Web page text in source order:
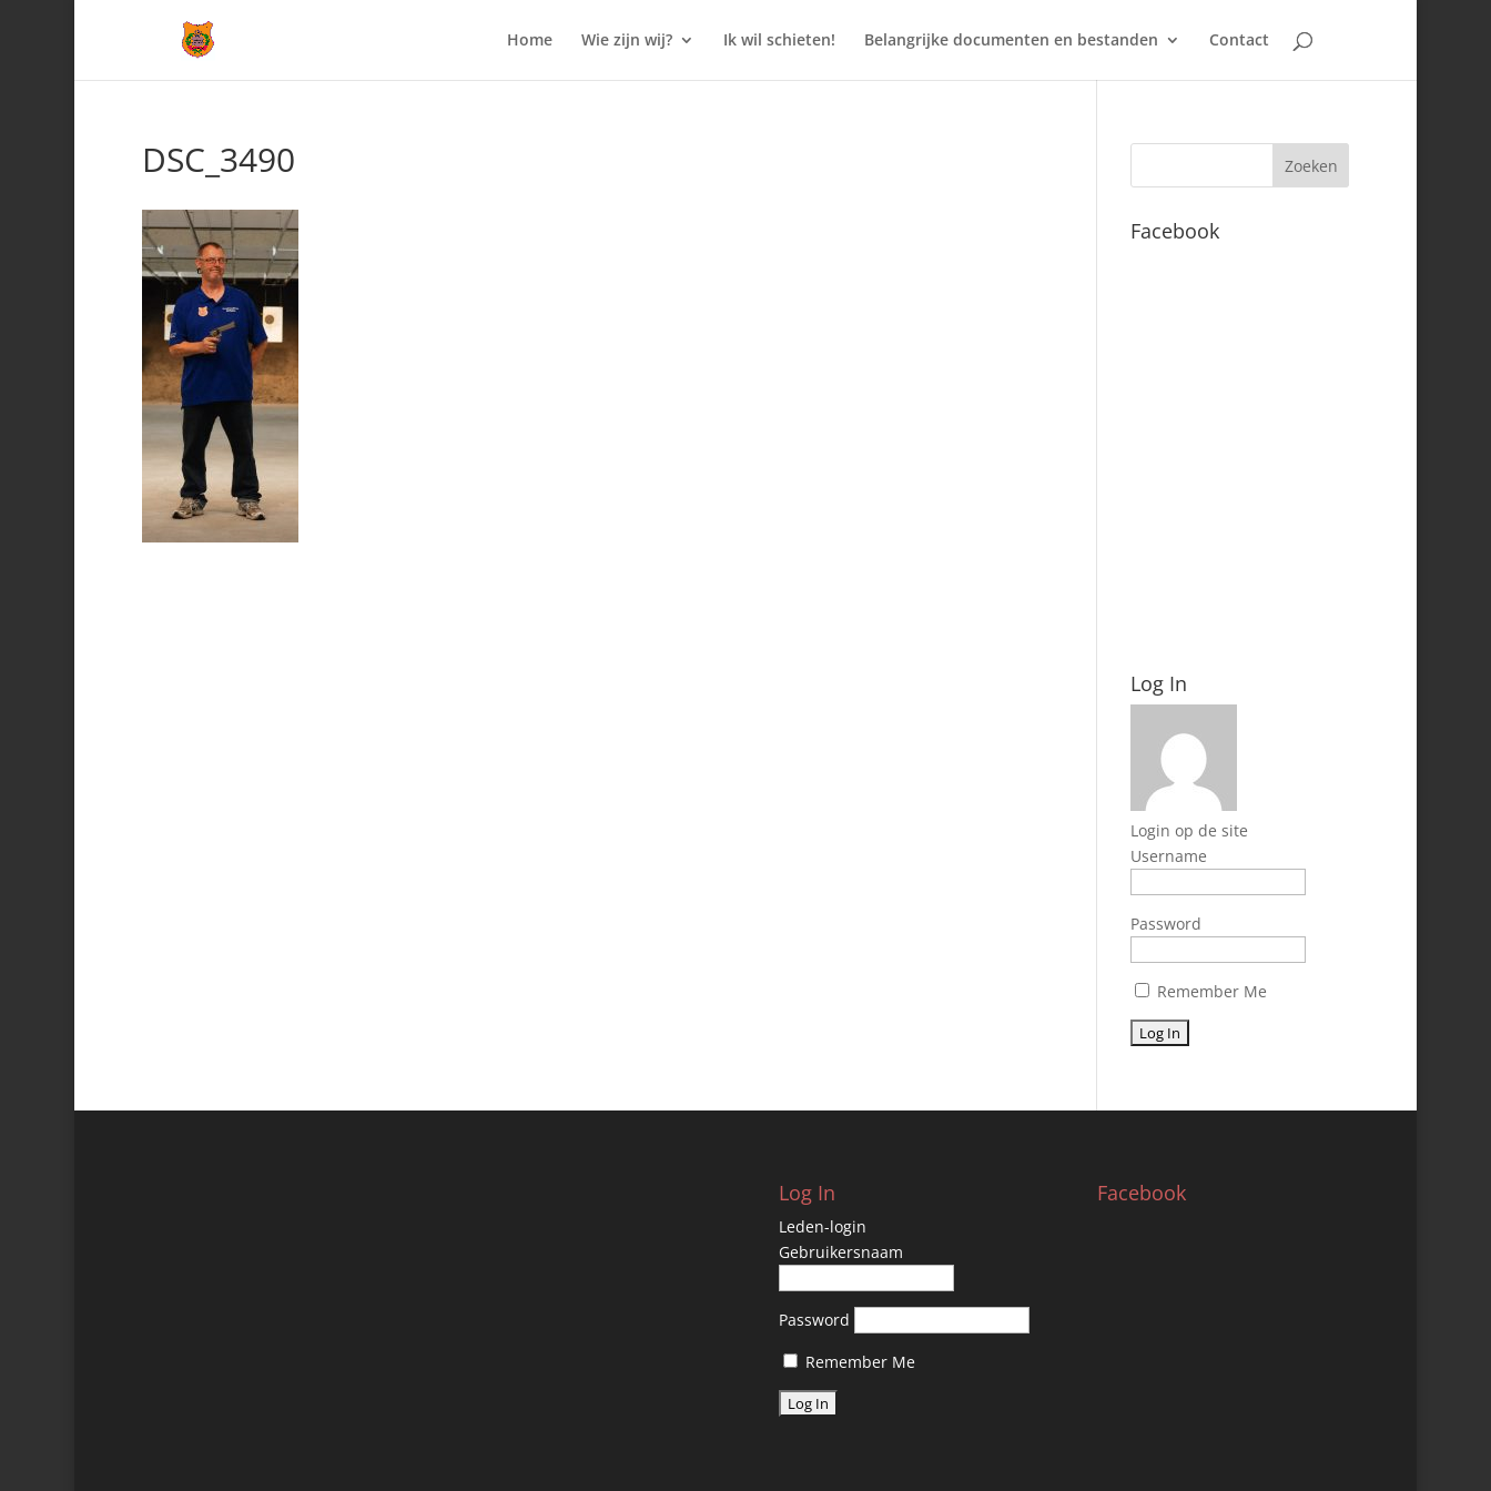
Home Wie zijn wij? Ik wil schieten! Belangrijke documenten en bestanden Contact
DSC_3490
Facebook
Log In
Login op de site
Username
Password
Remember Me
Log In
Leden-login
Gebruikersnaam
Password
Remember Me
Facebook